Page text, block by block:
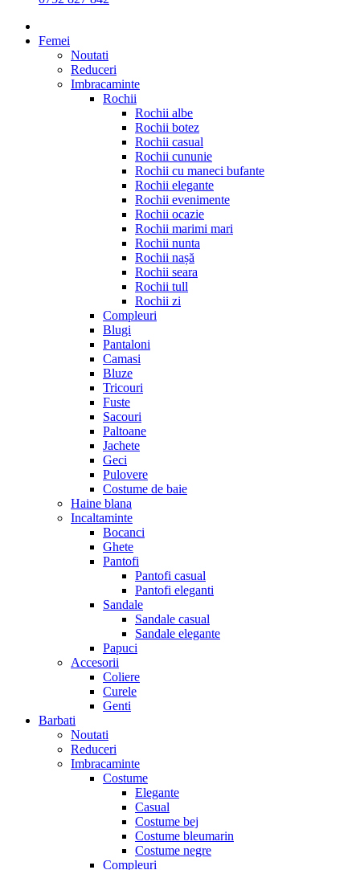
Femei
Noutati
Reduceri
Imbracaminte
Rochii
Rochii albe
Rochii botez
Rochii casual
Rochii cununie
Rochii cu maneci bufante
Rochii elegante
Rochii evenimente
Rochii ocazie
Rochii marimi mari
Rochii nunta
Rochii nașă
Rochii seara
Rochii tull
Rochii zi
Compleuri
Blugi
Pantaloni
Camasi
Bluze
Tricouri
Fuste
Sacouri
Paltoane
Jachete
Geci
Pulovere
Costume de baie
Haine blana
Incaltaminte
Bocanci
Ghete
Pantofi
Pantofi casual
Pantofi eleganti
Sandale
Sandale casual
Sandale elegante
Papuci
Accesorii
Coliere
Curele
Genti
Barbati
Noutati
Reduceri
Imbracaminte
Costume
Elegante
Casual
Costume bej
Costume bleumarin
Costume negre
Compleuri